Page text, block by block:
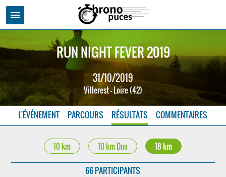
menu
RUN NIGHT FEVER 2019
31/10/2019
Villerest - Loire (42)
L'ÉVÉNEMENT PARCOURS RÉSULTATS COMMENTAIRES
10 km 10 km Duo 18 km
66 PARTICIPANTS